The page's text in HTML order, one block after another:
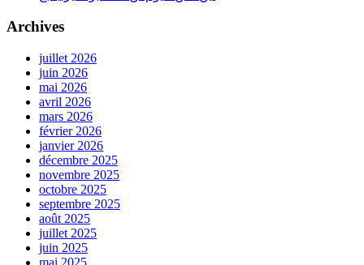
Archives
juillet 2026
juin 2026
mai 2026
avril 2026
mars 2026
février 2026
janvier 2026
décembre 2025
novembre 2025
octobre 2025
septembre 2025
août 2025
juillet 2025
juin 2025
mai 2025